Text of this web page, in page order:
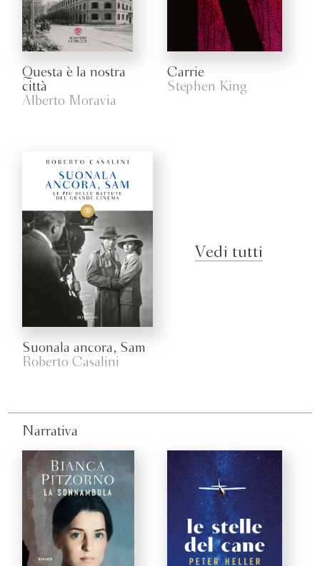
Questa è la nostra
città
Alberto Moravia
Carrie
Stephen King
Suonala ancora, Sam
Roberto Casalini
Vedi tutti
Narrativa